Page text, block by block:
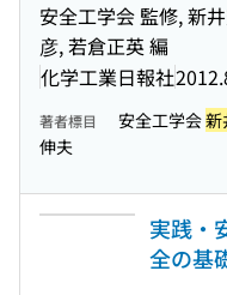
安全工学会 監修, 新
彦, 若倉正英 編
化学工業日報社
著者標目 安全工学会新
伸夫
実践・
全の基